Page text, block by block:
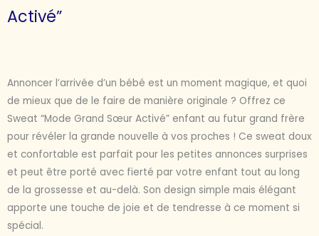
Activé”
Annoncer l’arrivée d’un bébé est un moment magique, et quoi
de mieux que de le faire de manière originale ? Offrez ce
Sweat “Mode Grand Sœur Activé” enfant au futur grand frère
pour révéler la grande nouvelle à vos proches ! Ce sweat doux
et confortable est parfait pour les petites annonces surprises
et peut être porté avec fierté par votre enfant tout au long
de la grossesse et au-delà. Son design simple mais élégant
apporte une touche de joie et de tendresse à ce moment si
spécial.